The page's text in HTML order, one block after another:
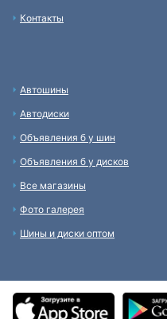
Контакты
Автошины
Автодиски
Объявления б у шин
Объявления б у дисков
Все магазины
Фото галерея
Шины и диски оптом